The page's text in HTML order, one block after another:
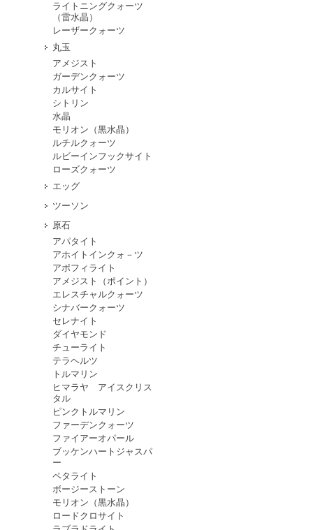
ライトニングクォーツ
（雷水晶）
レーザークォーツ
丸玉
アメジスト
ガーデンクォーツ
カルサイト
シトリン
水晶
モリオン（黒水晶）
ルチルクォーツ
ルビーインフックサイト
ローズクォーツ
エッグ
ツーソン
原石
アパタイト
アホイトインクォ－ツ
アポフィライト
アメジスト（ポイント）
エレスチャルクォーツ
シナバークォーツ
セレナイト
ダイヤモンド
チューライト
テラヘルツ
トルマリン
ヒマラヤ アイスクリス
タル
ピンクトルマリン
ファーデンクォーツ
ファイアーオパール
ブッケンハートジャスパ
ー
ペタライト
ボージーストーン
モリオン（黒水晶）
ロードクロサイト